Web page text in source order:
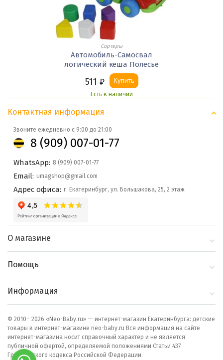
Сортеры
Автомобиль-Самосвал
логический кеша Полесье
511 ₽ Купить
Есть в наличии
Контактная информация
Звоните ежедневно с 9:00 до 21:00
8 (909) 007-01-77
WhatsApp: 8 (909) 007-01-77
Email: umagshop@gmail.com
Адрес офиса: г. Екатеринбург, ул. Большакова, 25, 2 этаж
О магазине
Блог
Помощь
Как сделать заказ
Информация
© 2010– 2026 «Neo-Baby.ru» — интернет-магазин Екатеринбурга: детские
товары в интернет-магазине neo-baby.ru Вся информация на сайте
интернет-магазина носит справочный характер и не является
публичной офертой, определяемой положениями Статьи 437
Гражданского кодекса Российской Федерации.